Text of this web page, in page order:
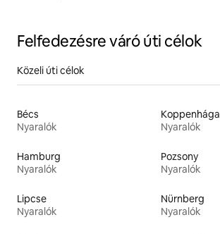
Felfedezésre váró úti célok
Közeli úti célok
Bécs
Nyaralók
Koppenhága
Nyaralók
Hamburg
Nyaralók
Pozsony
Nyaralók
Lipcse
Nyaralók
Nürnberg
Nyaralók